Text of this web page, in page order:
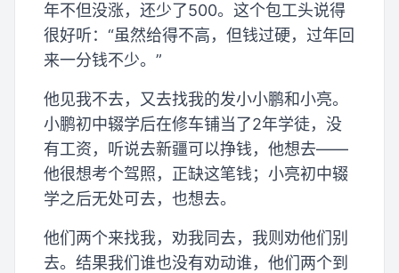
年不但没涨，还少了500。这个包工头说得
很好听：“虽然给得不高，但钱过硬，过年回
来一分钱不少。”
他见我不去，又去找我的发小小鹏和小亮。
小鹏初中辍学后在修车铺当了2年学徒，没
有工资，听说去新疆可以挣钱，他想去——
他很想考个驾照，正缺这笔钱；小亮初中辍
学之后无处可去，也想去。
他们两个来找我，劝我同去，我则劝他们别
去。结果我们谁也没有劝动谁，他们两个到